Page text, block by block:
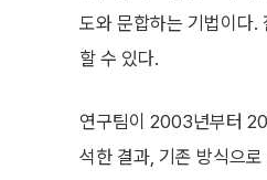
도와 문합하는 기법이다.
할 수 있다.
연구팀이 2003년부터
석한 결과, 기존 방식으